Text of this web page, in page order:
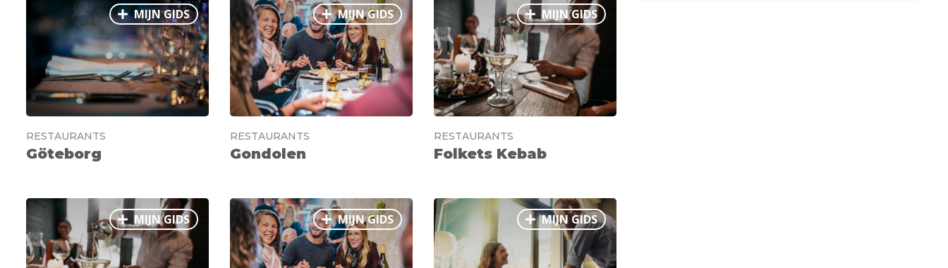
MIJN GIDS
RESTAURANTS
Göteborg
MIJN GIDS
RESTAURANTS
Gondolen
MIJN GIDS
RESTAURANTS
Folkets Kebab
MIJN GIDS MIJN GIDS MIJN GIDS